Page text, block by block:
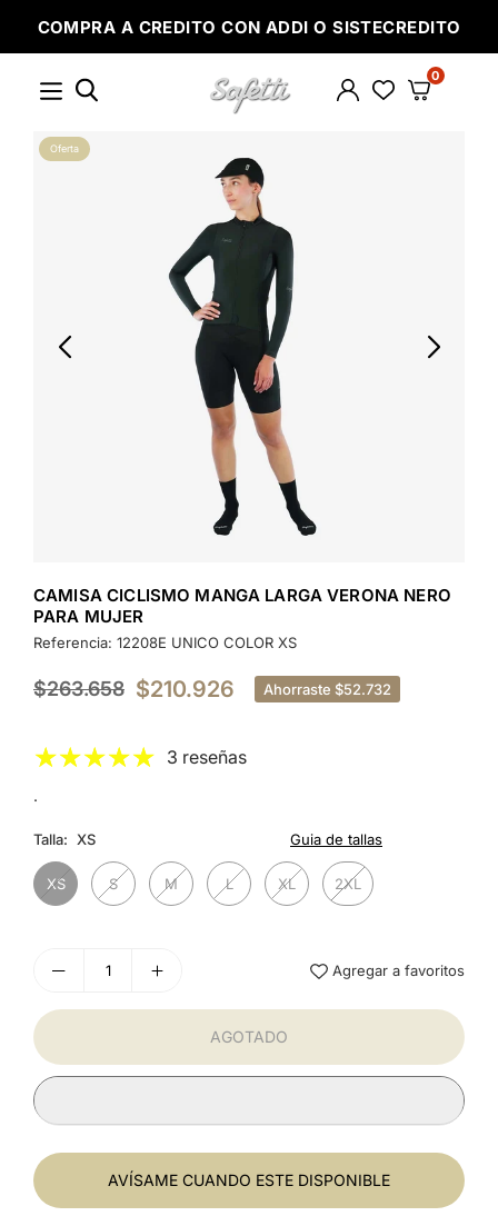
directamente
al
COMPRA A CREDITO CON ADDI O SISTECREDITO
0
Oferta
CAMISA CICLISMO MANGA LARGA VERONA NERO
PARA MUJER
Referencia: 12208E UNICO COLOR XS
Precio
$263.658 $210.926 Ahorraste $52.732
3 reseñas
.
Talla: XS Guia de tallas
XS S M L XL 2XL
Agregar a favoritos
AGOTADO
AVÍSAME CUANDO ESTE DISPONIBLE